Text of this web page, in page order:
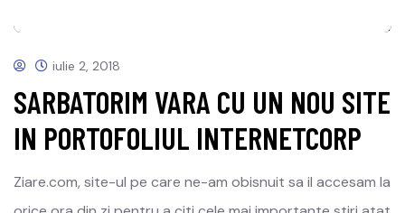
iulie 2, 2018
SARBATORIM VARA CU UN NOU SITE
IN PORTOFOLIUL INTERNETCORP
Ziare.com, site-ul pe care ne-am obisnuit sa il accesam la